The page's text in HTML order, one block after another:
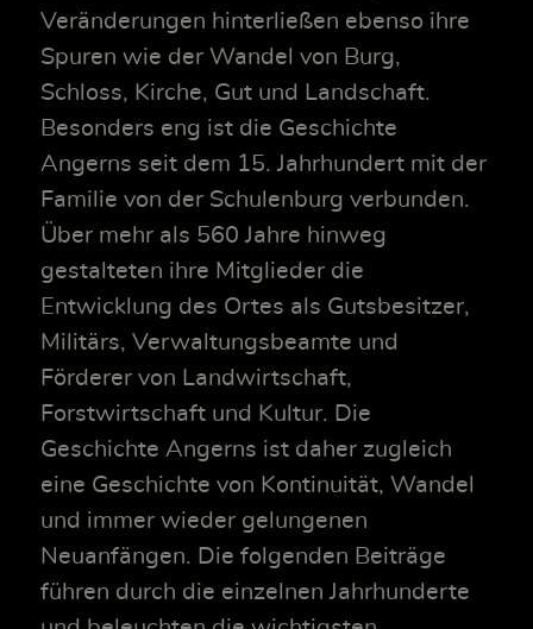
Veränderungen hinterließen ebenso ihre
Spuren wie der Wandel von Burg,
Schloss, Kirche, Gut und Landschaft.
Besonders eng ist die Geschichte
Angerns seit dem 15. Jahrhundert mit der
Familie von der Schulenburg verbunden.
Über mehr als 560 Jahre hinweg
gestalteten ihre Mitglieder die
Entwicklung des Ortes als Gutsbesitzer,
Militärs, Verwaltungsbeamte und
Förderer von Landwirtschaft,
Forstwirtschaft und Kultur. Die
Geschichte Angerns ist daher zugleich
eine Geschichte von Kontinuität, Wandel
und immer wieder gelungenen
Neuanfängen. Die folgenden Beiträge
führen durch die einzelnen Jahrhunderte